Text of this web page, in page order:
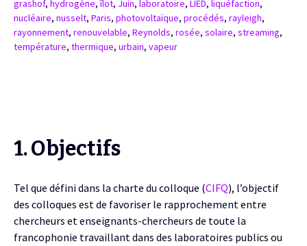
grashof, hydrogène,îlot, Juin, laboratoire, LIED, liquéfaction,
nucléaire, nusselt, Paris, photovoltaïque, procédés, rayleigh,
rayonnement, renouvelable, Reynolds, rosée, solaire, streaming,
température, thermique, urbain, vapeur
1. Objectifs
Tel que défini dans la charte du colloque (CIFQ), l’objectif
des colloques est de favoriser le rapprochement entre
chercheurs et enseignants-chercheurs de toute la
francophonie travaillant dans des laboratoires publics ou